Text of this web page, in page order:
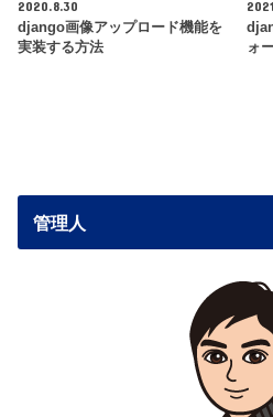
2020.8.30
django画像アップロード機能を
実装する方法
ォ
管理人